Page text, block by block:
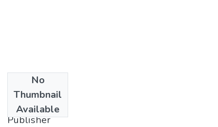
No
Thumbnail
Available
1977
Publisher